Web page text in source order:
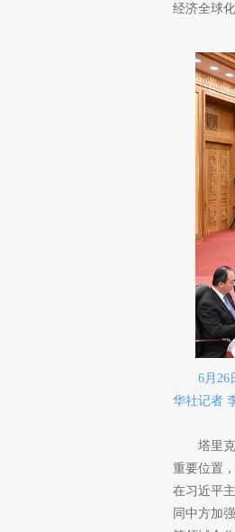
经济全球
6月26
华社记者
塔里
重要位置
在习近平
同中方加